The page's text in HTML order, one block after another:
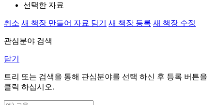
선택한 자료
취소 새 책장 만들어 자료 담기 새 책장 등록 새 책장 수정
관심분야 검색
닫기
트리 또는 검색을 통해 관심분야를 선택 하신 후 등록 버튼을
클릭 하십시오.